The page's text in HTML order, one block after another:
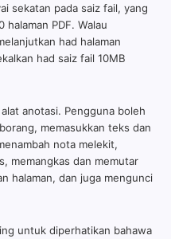
sekatan pada saiz fail, yang
halaman PDF. Walau
had halaman
had saiz fail 10MB
anotasi. Pengguna boleh
memasukkan teks dan
nota melekit,
memangkas dan memutar
halaman, dan juga mengunci
untuk diperhatikan bahawa